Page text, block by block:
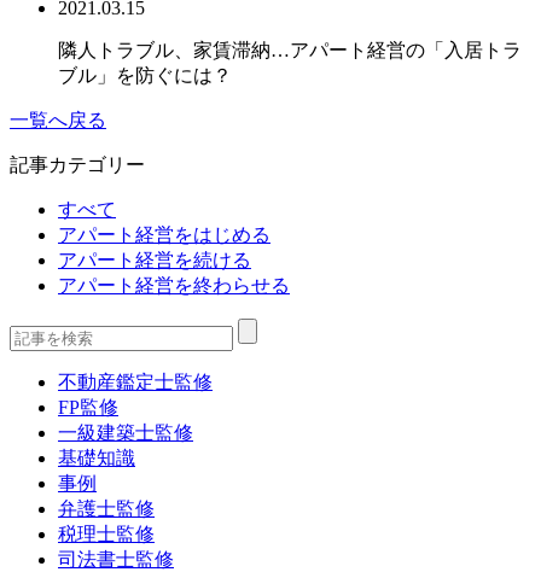
2021.03.15
隣人トラブル、家賃滞納…アパート経営の「入居トラ
ブル」を防ぐには？
一覧へ戻る
記事カテゴリー
すべて
アパート経営をはじめる
アパート経営を続ける
アパート経営を終わらせる
不動産鑑定士監修
FP監修
一級建築士監修
基礎知識
事例
弁護士監修
税理士監修
司法書士監修